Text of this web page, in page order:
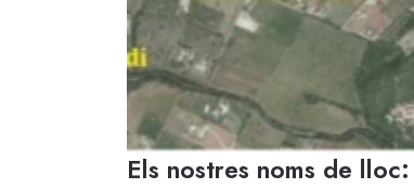
Els nostres noms de